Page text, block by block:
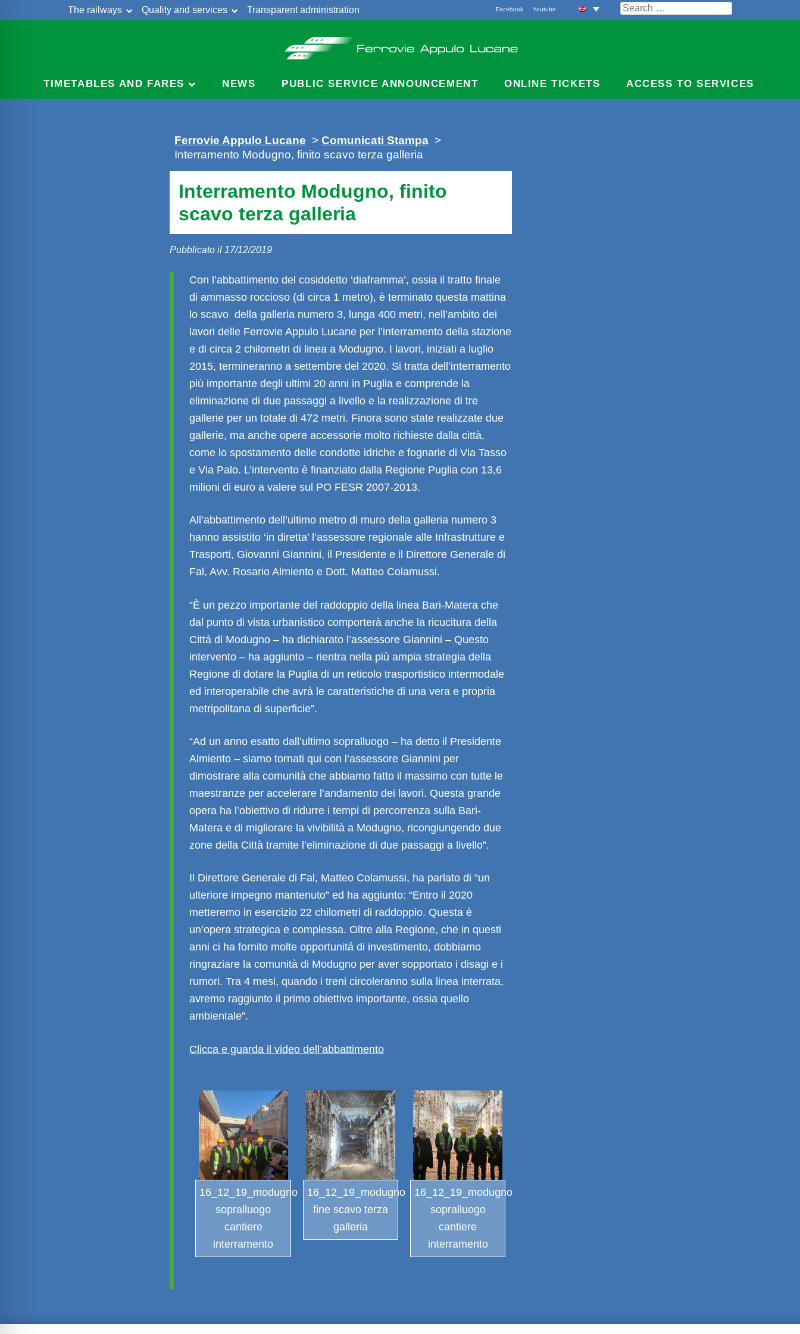
The railways Quality and services
Transparent administration
Search
for:
Facebook Youtube
TIMETABLES AND FARES NEWS PUBLIC SERVICE ANNOUNCEMENT ONLINE TICKETS ACCESS TO SERVICES
Ferrovie Appulo Lucane > Comunicati Stampa >
Interramento Modugno, finito scavo terza galleria
Interramento Modugno, finito
scavo terza galleria
Pubblicato il 17/12/2019
Con l’abbattimento del cosiddetto ‘diaframma’, ossia il tratto finale
di ammasso roccioso (di circa 1 metro), è terminato questa mattina
lo scavo della galleria numero 3, lunga 400 metri, nell’ambito dei
lavori delle Ferrovie Appulo Lucane per l’interramento della stazione
e di circa 2 chilometri di linea a Modugno. I lavori, iniziati a luglio
2015, termineranno a settembre del 2020. Si tratta dell’interramento
più importante degli ultimi 20 anni in Puglia e comprende la
eliminazione di due passaggi a livello e la realizzazione di tre
gallerie per un totale di 472 metri. Finora sono state realizzate due
gallerie, ma anche opere accessorie molto richieste dalla città,
come lo spostamento delle condotte idriche e fognarie di Via Tasso
e Via Palo. L’intervento è finanziato dalla Regione Puglia con 13,6
milioni di euro a valere sul PO FESR 2007-2013.
All’abbattimento dell’ultimo metro di muro della galleria numero 3
hanno assistito ‘in diretta’ l’assessore regionale alle Infrastrutture e
Trasporti, Giovanni Giannini, il Presidente e il Direttore Generale di
Fal, Avv. Rosario Almiento e Dott. Matteo Colamussi.
“È un pezzo importante del raddoppio della linea Bari-Matera che
dal punto di vista urbanistico comporterà anche la ricucitura della
Cittá di Modugno – ha dichiarato l’assessore Giannini – Questo
intervento – ha aggiunto – rientra nella più ampia strategia della
Regione di dotare la Puglia di un reticolo trasportistico intermodale
ed interoperabile che avrà le caratteristiche di una vera e propria
metripolitana di superficie”.
“Ad un anno esatto dall’ultimo sopralluogo – ha detto il Presidente
Almiento – siamo tornati qui con l’assessore Giannini per
dimostrare alla comunità che abbiamo fatto il massimo con tutte le
maestranze per accelerare l’andamento dei lavori. Questa grande
opera ha l’obiettivo di ridurre i tempi di percorrenza sulla Bari-
Matera e di migliorare la vivibilità a Modugno, ricongiungendo due
zone della Città tramite l’eliminazione di due passaggi a livello”.
Il Direttore Generale di Fal, Matteo Colamussi, ha parlato di “un
ulteriore impegno mantenuto” ed ha aggiunto: “Entro il 2020
metteremo in esercizio 22 chilometri di raddoppio. Questa è
un’opera strategica e complessa. Oltre alla Regione, che in questi
anni ci ha fornito molte opportunitá di investimento, dobbiamo
ringraziare la comunità di Modugno per aver sopportato i disagi e i
rumori. Tra 4 mesi, quando i treni circoleranno sulla linea interrata,
avremo raggiunto il primo obiettivo importante, ossia quello
ambientale”.
Clicca e guarda il video dell’abbattimento
16_12_19_modugno
sopralluogo
cantiere
interramento
16_12_19_modugno
fine scavo terza
galleria
16_12_19_modugno
sopralluogo
cantiere
interramento